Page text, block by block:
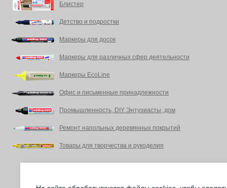
Блистер
Детство и подростки
Маркеры для досок
Маркеры для различных сфер деятельности
Маркеры EcoLine
Офис и письменные принадлежности
Промышленность, DIY Энтузиасты, дом
Ремонт напольных деревянных покрытий
Товары для творчества и рукоделия